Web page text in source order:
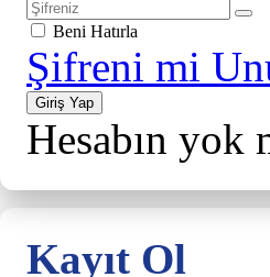
Beni Hatırla
Şifreni mi
Giriş Yap
Hesabın yok
Kayıt Ol